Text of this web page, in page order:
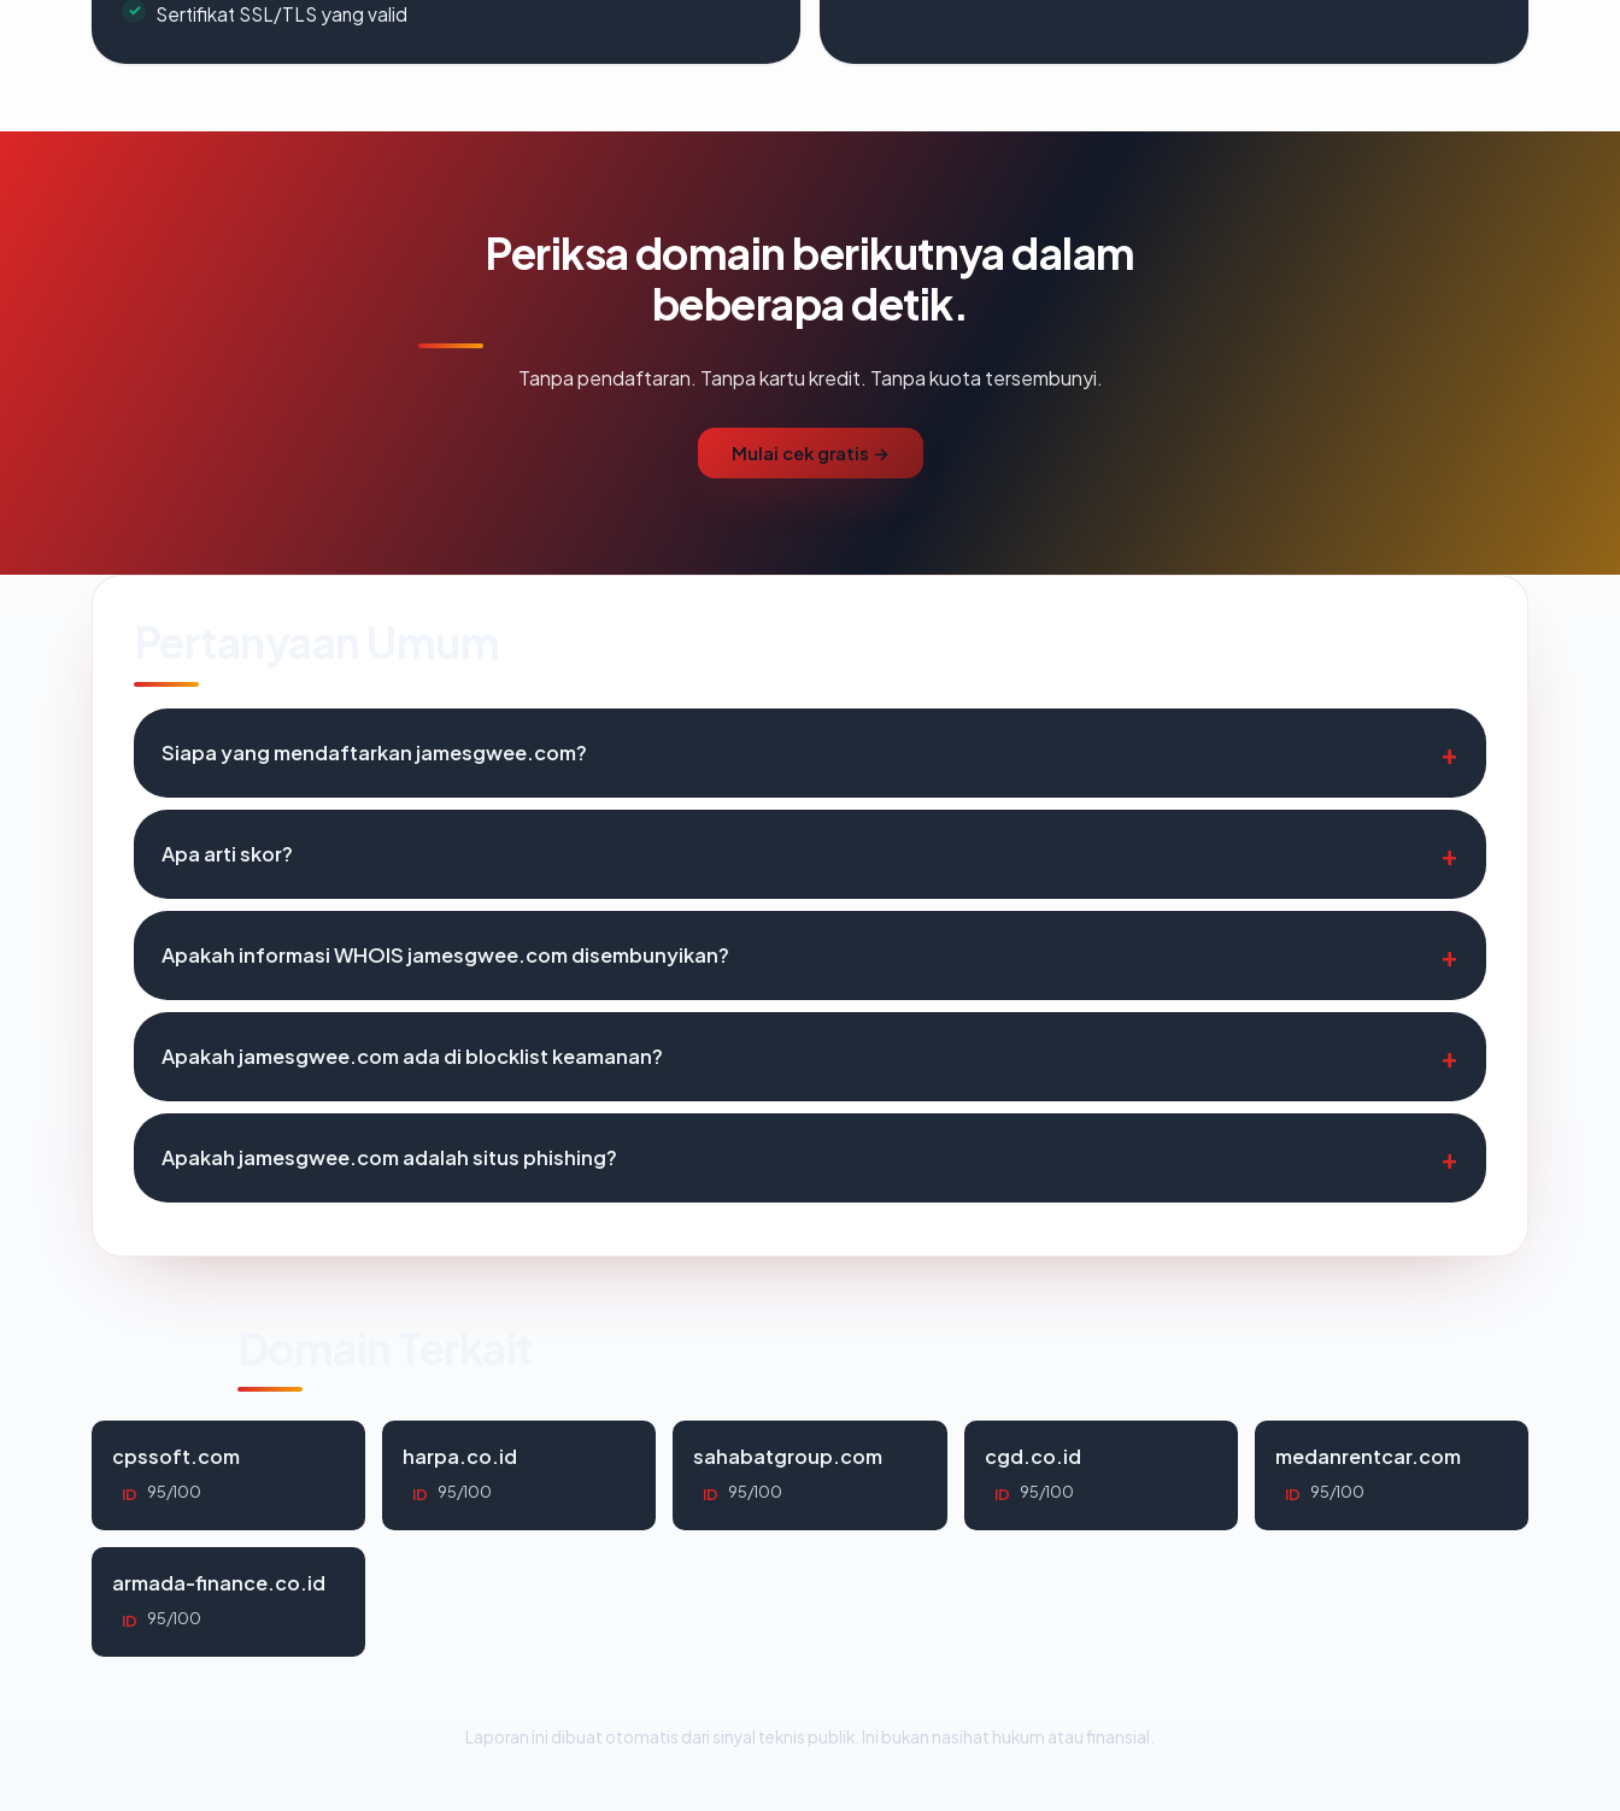
Sertifikat SSL/TLS yang valid
Periksa domain berikutnya dalam
beberapa detik.
Tanpa pendaftaran. Tanpa kartu kredit. Tanpa kuota tersembunyi.
Mulai cek gratis →
Siapa yang mendaftarkan jamesgwee.com?
Apa arti skor?
Apakah informasi WHOIS jamesgwee.com disembunyikan?
Apakah jamesgwee.com ada di blocklist keamanan?
Apakah jamesgwee.com adalah situs phishing?
cpssoft.com
ID 95/100
harpa.co.id
ID 95/100
sahabatgroup.com
ID 95/100
cgd.co.id
ID 95/100
medanrentcar.com
ID 95/100
armada-finance.co.id
ID 95/100
Laporan ini dibuat otomatis dari sinyal teknis publik. Ini bukan nasihat hukum atau finansial.